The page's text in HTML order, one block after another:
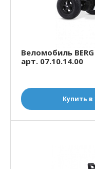
Веломобиль
арт. 07.10.14.00
Купить в